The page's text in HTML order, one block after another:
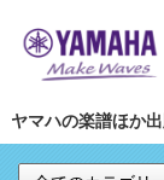
ヤマハの楽譜ほか